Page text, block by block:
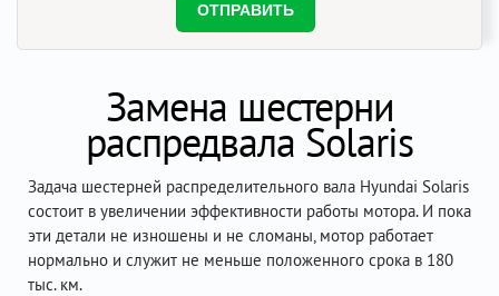
Замена шестерни
распредвала Solaris
Задача шестерней распределительного вала Hyundai Solaris
состоит в увеличении эффективности работы мотора. И пока
эти детали не изношены и не сломаны, мотор работает
нормально и служит не меньше положенного срока в 180
тыс. км.